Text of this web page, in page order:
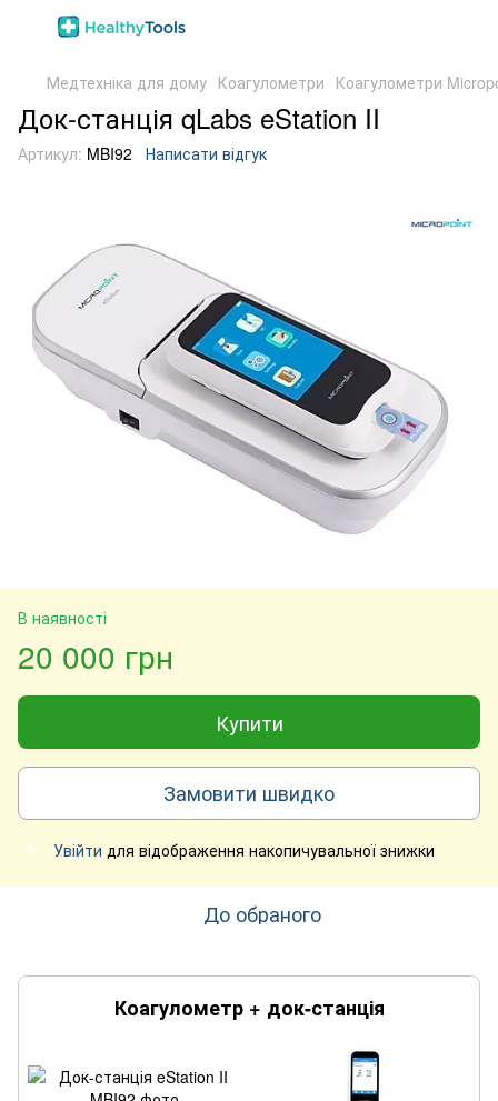
Медтехніка для дому Коагулометри Коагулометри
Док-станція qLabs eStation II
Артикул: MBI92 Написати відгук
В наявності
20 000 грн
Купити
Замовити швидко
% Увійти для відображення накопичувальної знижки
До обраного
Коагулометр + док-станція